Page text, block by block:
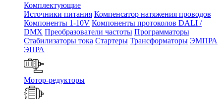
Комплектующие
Источники питания Компенсатор натяжения проводов
Компоненты 1-10V Компоненты протоколов DALI /
DMX Преобразователи частоты Программаторы
Стабилизаторы тока Стартеры Трансформаторы ЭМПРА
ЭПРА
Мотор-редукторы